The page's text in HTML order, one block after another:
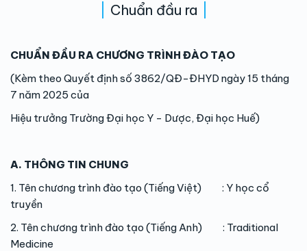
Chuẩn đầu ra
CHUẨN ĐẦU RA CHƯƠNG TRÌNH ĐÀO TẠO
(Kèm theo Quyết định số 3862/QĐ-ĐHYD ngày15 tháng
7 năm 2025 của
Hiệu trưởng Trường Đại học Y - Dược, Đại học Huế)
A. THÔNG TIN CHUNG
1. Tên chương trình đào tạo (Tiếng Việt) : Y học cổ
truyền
2. Tên chương trình đào tạo (Tiếng Anh) : Traditional
Medicine